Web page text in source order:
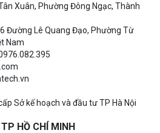
Xuân, Phường Đông Ngạc, Thành
Đường Lê Quang Đạo, Phường Từ
Nam
Sở kế hoạch và đầu tư TP Hà Nội
HỒ CHÍ MINH